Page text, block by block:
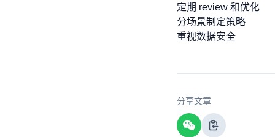
定期 review 和优化
分场景制定策略
重视数据安全
分享文章